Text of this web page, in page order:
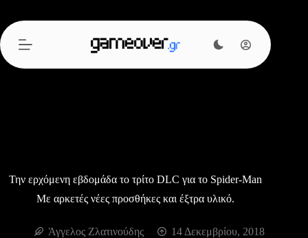
περιεχόμενο
Την ερχόμενη εβδομάδα το τρίτο DLC για το Spider-Man
Με αρκετές νέες προσθήκες και έξτρα υλικό.
Άγγελος Ζλατινούδης 14 Δεκεμβρίου, 2018